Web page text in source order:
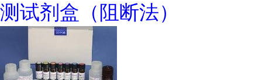
测试剂盒（阻断法）